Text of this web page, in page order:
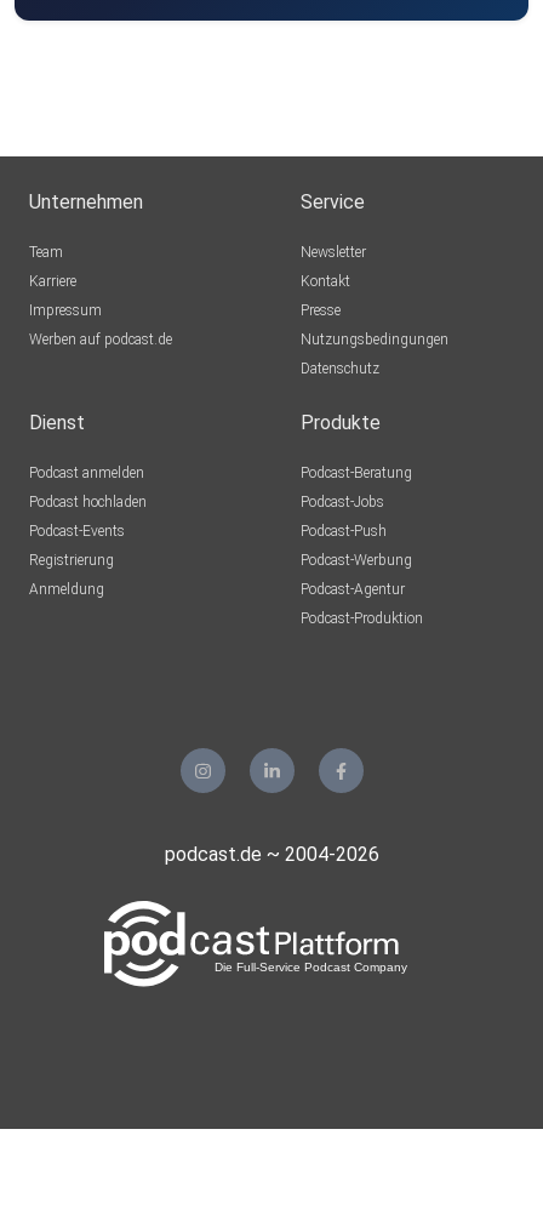
Unternehmen
Team
Karriere
Impressum
Werben auf podcast.de
Service
Newsletter
Kontakt
Presse
Nutzungsbedingungen
Datenschutz
Dienst
Podcast anmelden
Podcast hochladen
Podcast-Events
Registrierung
Anmeldung
Produkte
Podcast-Beratung
Podcast-Jobs
Podcast-Push
Podcast-Werbung
Podcast-Agentur
Podcast-Produktion
podcast.de ~ 2004-2026